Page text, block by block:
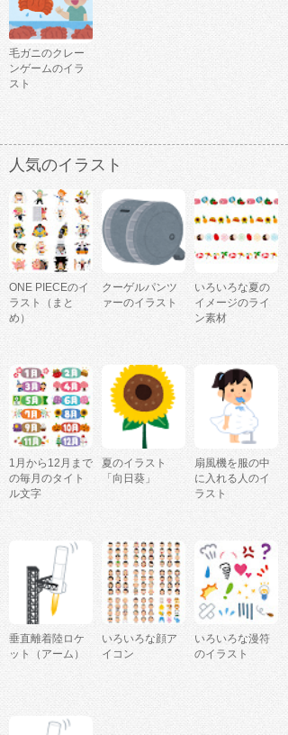
毛ガニのクレー
ンゲームのイラ
スト
人気のイラスト
ONE PIECEのイ
ラスト（まと
め）
クーゲルパンツ
ァーのイラスト
いろいろな夏の
イメージのライ
ン素材
1月から12月まで
の毎月のタイト
ル文字
夏のイラスト
「向日葵」
扇風機を服の中
に入れる人のイ
ラスト
垂直離着陸ロケ
ット（アーム）
いろいろな顔ア
イコン
いろいろな漫符
のイラスト